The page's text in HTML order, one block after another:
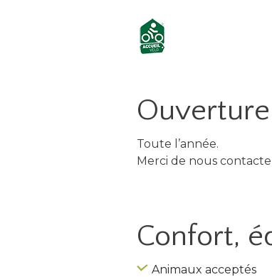
Ouverture
Toute l’année.
Merci de nous
Confort,
Animaux acceptés